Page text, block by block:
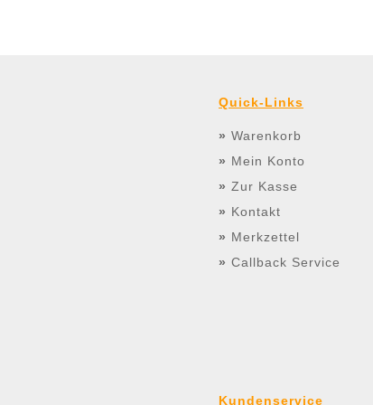
Quick-Links
» Warenkorb
» Mein Konto
» Zur Kasse
» Kontakt
» Merkzettel
» Callback Service
Kundenservice